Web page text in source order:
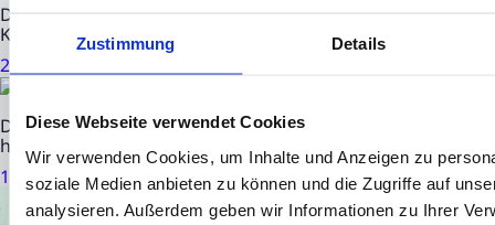
Zustimmung Details
Diese Webseite verwendet Cookies
Wir verwenden Cookies, um Inhalte und Anzeigen zu
soziale Medien anbieten zu können und die Zugriffe auf
analysieren. Außerdem geben wir Informationen zu Ihrer
DN Group AG: Beteiligung Algene erhält Zertifizierung
Kosmetik- und Nahrungsmittelindustrie
20. Juli 2026
DN Group AG: Beteiligung Save the Water hilft mit
humanitärem Einsatz in Syrien
17. Juli 2026|4 Minuten Lesezeit